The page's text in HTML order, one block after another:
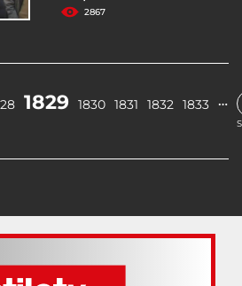
2867
1829 1830 1831 1832 1833 …